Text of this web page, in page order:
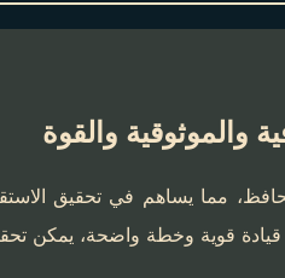
والموثوقية والقوة
مما يساهم في تحقيق
قوية وخطة واضحة، يمكن